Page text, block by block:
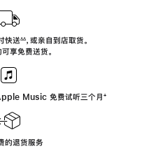
中
快送∆∆， 或亲自到店取货。
享免费送货。
Music 免费试听三个月 ‍脚
‍⁺
的退货服务